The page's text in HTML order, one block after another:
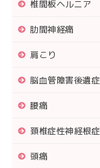
椎間板ヘルニア
肋間神経痛
肩こり
脳血管障害後遺症
腰痛
頚椎症性神経根症
頭痛